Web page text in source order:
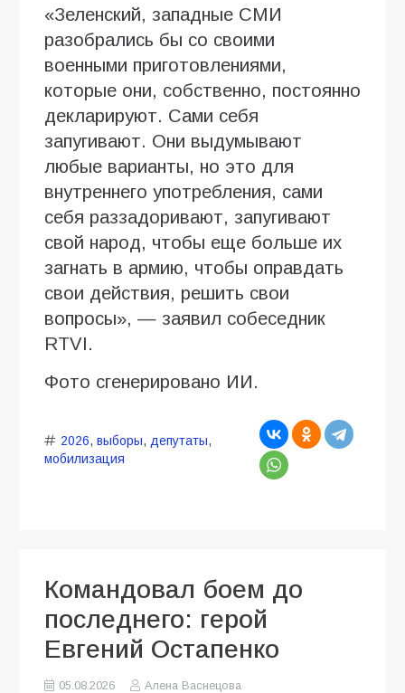
«Зеленский, западные СМИ
разобрались бы со своими
военными приготовлениями,
которые они, собственно, постоянно
декларируют. Сами себя
запугивают. Они выдумывают
любые варианты, но это для
внутреннего употребления, сами
себя раззадоривают, запугивают
свой народ, чтобы еще больше их
загнать в армию, чтобы оправдать
свои действия, решить свои
вопросы», — заявил собеседник
RTVI.
Фото сгенерировано ИИ.
2026, выборы, депутаты,
мобилизация
Командовал боем до
последнего: герой
Евгений Остапенко
05.08.2026
Алена Васнецова